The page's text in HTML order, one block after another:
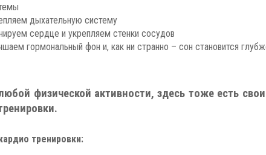
дыхательную систему
сердце и укрепляем стенки сосудов
гормональный фон и, как ни странно – сон становится
физической активности, здесь тоже есть
тренировки: